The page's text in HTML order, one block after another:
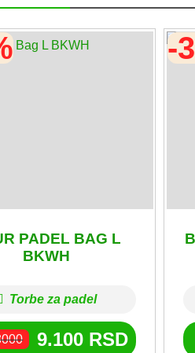
PADEL BAG L
BKWH
Torbe za padel
9.100 RSD
-